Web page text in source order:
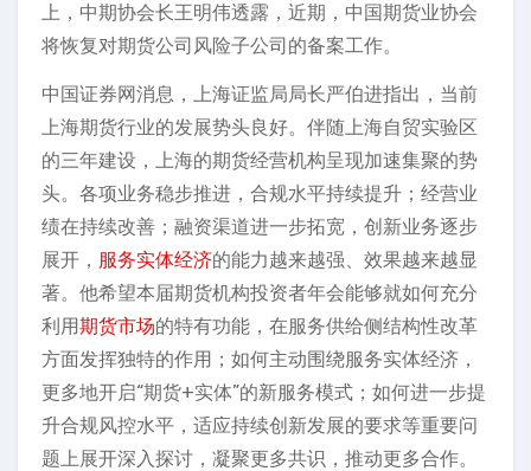
上，中期协会长王明伟透露，近期，中国期货业协会
将恢复对期货公司风险子公司的备案工作。
中国证券网消息，上海证监局局长严伯进指出，当前
上海期货行业的发展势头良好。伴随上海自贸实验区
的三年建设，上海的期货经营机构呈现加速集聚的势
头。各项业务稳步推进，合规水平持续提升；经营业
绩在持续改善；融资渠道进一步拓宽，创新业务逐步
展开， 服务实体经济的能力越来越强、效果越来越显
著。他希望本届期货机构投资者年会能够就如何充分
利用期货市场的特有功能，在服务供给侧结构性改革
方面发挥独特的作用；如何主动围绕服务实体经济，
更多地开启“期货+实体”的新服务模式；如何进一步提
升合规风控水平，适应持续创新发展的要求等重要问
题上展开深入探讨，凝聚更多共识，推动更多合作。